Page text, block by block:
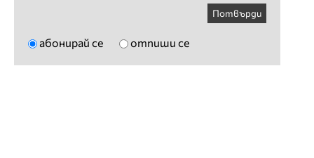
Потвърди
абонирай се отпиши се